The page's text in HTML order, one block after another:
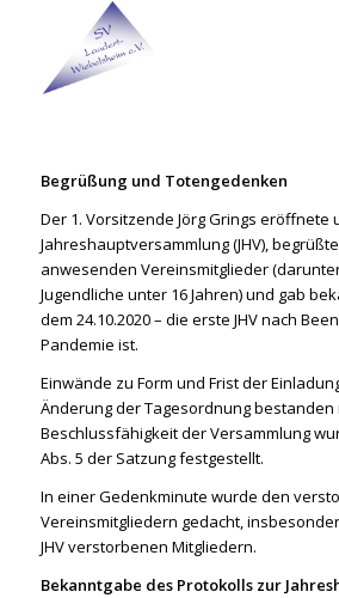
Begrüßung und Totengedenken
Der 1. Vorsitzende Jörg Grings eröffnete
Jahreshauptversammlung (JHV),
anwesenden Vereinsmitglieder
Jugendliche unter 16 Jahren) und gab
dem 24.10.2020 – die erste JHV nach
Pandemie ist.
Einwände zu Form und Frist der
Änderung der Tagesordnung bestanden
Beschlussfähigkeit der Versammlung
Abs. 5 der Satzung festgestellt.
In einer Gedenkminute wurde den
Vereinsmitgliedern gedacht,
JHV verstorbenen Mitgliedern.
Bekanntgabe des Protokolls zur